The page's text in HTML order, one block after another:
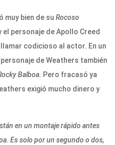
muy bien de su Rocoso
personaje de Apollo Creed
codicioso al actor. En un
de Weathers también
Balboa. Pero fracasó ya
exigió mucho dinero y
en un montaje rápido antes
Es solo por un segundo o dos,